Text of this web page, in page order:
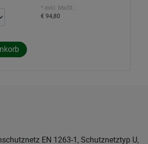
* exkl. MwSt.:
€ 94,80
EN 1263-1, Schutznetztyp U,